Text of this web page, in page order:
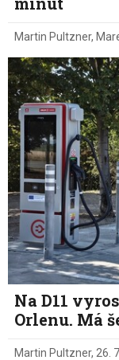
Martin Pultzner,
Na D11
Orlenu. Má
Martin Pultzner, 26. 7.